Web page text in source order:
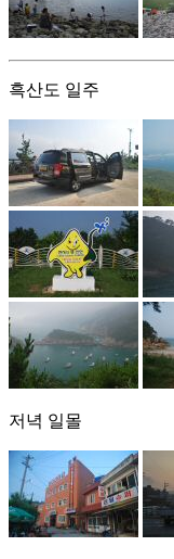
흑산도 일주
저녁 일몰